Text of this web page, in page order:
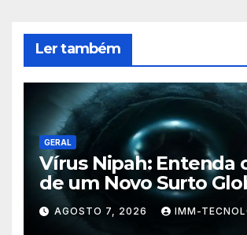
Ler também
GERAL
Vírus Nipah: Entenda
de um Novo Surto
Preocupação dos
Especialistas
AGOSTO 7, 2026 IMM-